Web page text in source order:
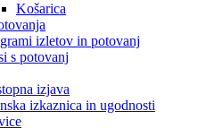
Košarica
izletov in potovanj
s potovanj
izjava
izkaznica in ugodnosti